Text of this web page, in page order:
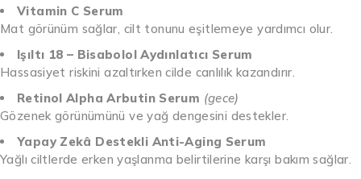
Vitamin C Serum
Mat görünüm sağlar, cilt tonunu eşitlemeye yardımcı olur.
Işıltı 18 – Bisabolol Aydınlatıcı Serum
Hassasiyet riskini azaltırken cilde canlılık kazandırır.
Retinol Alpha Arbutin Serum (gece)
Gözenek görünümünü ve yağ dengesini destekler.
Yapay Zekâ Destekli Anti-Aging Serum
Yağlı ciltlerde erken yaşlanma belirtilerine karşı bakım sağlar.